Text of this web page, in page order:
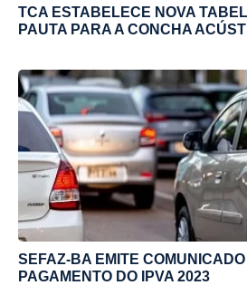
TCA ESTABELECE NOVA
PAUTA PARA A CONCHA
SEFAZ-BA EMITE
PAGAMENTO DO IPVA 2023